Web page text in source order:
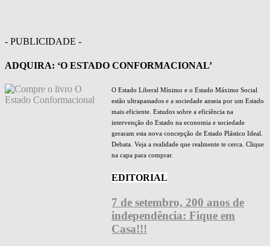
- PUBLICIDADE -
ADQUIRA: ‘O ESTADO CONFORMACIONAL’
O Estado Liberal Mínimo e o Estado Máximo Social
estão ultrapassados e a sociedade anseia por um Estado
mais eficiente. Estudos sobre a eficiência na
intervenção do Estado na economia e sociedade
geraram esta nova concepção de Estado Plástico Ideal.
Debata. Veja a realidade que realmente te cerca. Clique
na capa para comprar.
EDITORIAL
7 de setembro, 200 anos de
independência: Fique em
Casa!!!